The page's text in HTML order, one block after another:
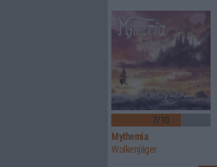
7/10
Mythemia
Wolkenjäger